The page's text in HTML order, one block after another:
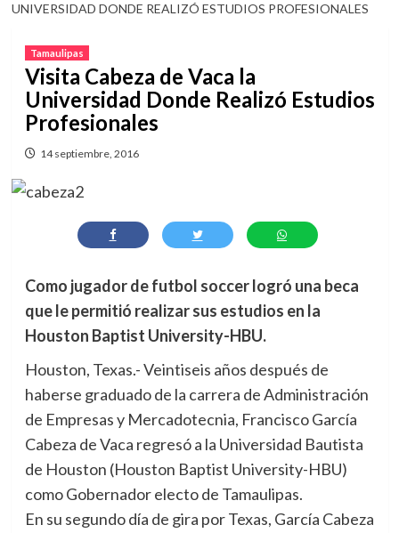
UNIVERSIDAD DONDE REALIZÓ ESTUDIOS PROFESIONALES
Tamaulipas
Visita Cabeza de Vaca la
Universidad Donde Realizó Estudios
Profesionales
14 septiembre, 2016
Como jugador de futbol soccer logró una beca
que le permitió realizar sus estudios en la
Houston Baptist University-HBU.
Houston, Texas.- Veintiseis años después de
haberse graduado de la carrera de Administración
de Empresas y Mercadotecnia, Francisco García
Cabeza de Vaca regresó a la Universidad Bautista
de Houston (Houston Baptist University-HBU)
como Gobernador electo de Tamaulipas.
En su segundo día de gira por Texas, García Cabeza